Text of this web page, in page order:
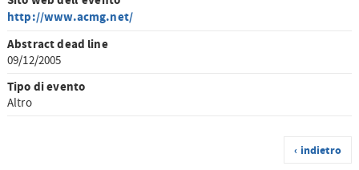
http://www.acmg.net/
Abstract dead line
09/12/2005
Tipo di evento
Altro
‹ indietro